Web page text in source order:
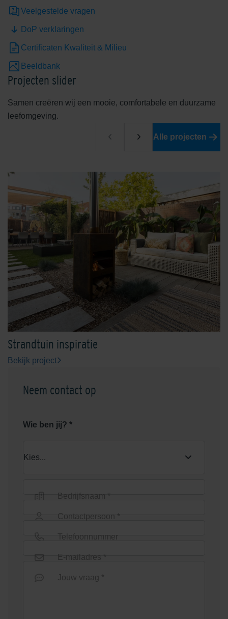
Veelgestelde vragen
DoP verklaringen
Certificaten Kwaliteit & Milieu
Beeldbank
Projecten slider
Samen creëren wij een mooie, comfortabele en duurzame
leefomgeving.
Alle projecten
Strandtuin inspiratie
Bekijk project
Neem contact op
Wie ben jij? *
Bedrijfsnaam *
Contactpersoon *
Telefoonnummer
E-mailadres *
Jouw vraag *